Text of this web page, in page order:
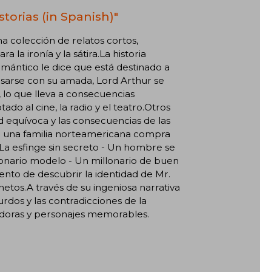
(in Spanish)"
colección de relatos cortos,
la ironía y la sátira.La historia
le dice que está destinado a
con su amada, Lord Arthur se
que lleva a consecuencias
al cine, la radio y el teatro.Otros
y las consecuencias de las
una familia norteamericana compra
esfinge sin secreto - Un hombre se
modelo - Un millonario de buen
de descubrir la identidad de Mr.
través de su ingeniosa narrativa
y las contradicciones de la
y personajes memorables.